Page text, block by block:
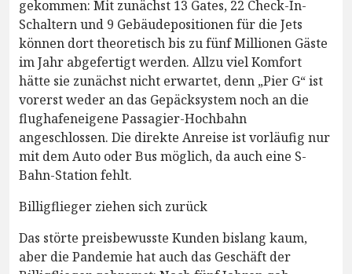
gekommen: Mit zunächst 13 Gates, 22 Check-In-
Schaltern und 9 Gebäudepositionen für die Jets
können dort theoretisch bis zu fünf Millionen Gäste
im Jahr abgefertigt werden. Allzu viel Komfort
hätte sie zunächst nicht erwartet, denn „Pier G“ ist
vorerst weder an das Gepäcksystem noch an die
flughafeneigene Passagier-Hochbahn
angeschlossen. Die direkte Anreise ist vorläufig nur
mit dem Auto oder Bus möglich, da auch eine S-
Bahn-Station fehlt.
Billigflieger ziehen sich zurück
Das störte preisbewusste Kunden bislang kaum,
aber die Pandemie hat auch das Geschäft der